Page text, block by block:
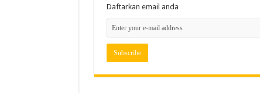
Daftarkan email anda